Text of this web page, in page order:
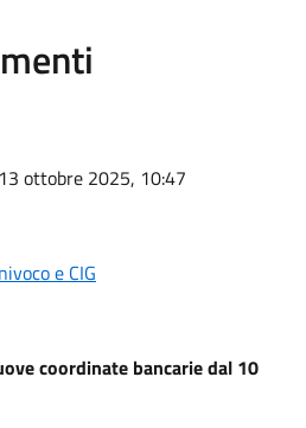
ottobre 2025, 10:47
e CIG
coordinate bancarie dal 10